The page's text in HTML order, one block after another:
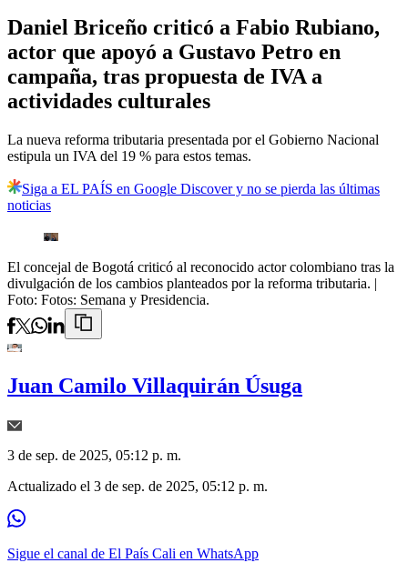
Daniel Briceño criticó a Fabio Rubiano,
actor que apoyó a Gustavo Petro en
campaña, tras propuesta de IVA a
actividades culturales
La nueva reforma tributaria presentada por el Gobierno Nacional
estipula un IVA del 19 % para estos temas.
Siga a EL PAÍS en Google Discover y no se pierda las últimas
noticias
El concejal de Bogotá criticó al reconocido actor colombiano tras la
divulgación de los cambios planteados por la reforma tributaria. |
Foto: Fotos: Semana y Presidencia.
Juan Camilo Villaquirán Úsuga
3 de sep. de 2025, 05:12 p. m.
Actualizado el 3 de sep. de 2025, 05:12 p. m.
Sigue el canal de El País Cali en WhatsApp